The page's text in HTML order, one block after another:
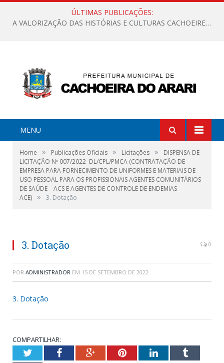
ÚLTIMAS PUBLICAÇÕES:
A VALORIZAÇÃO DAS HISTÓRIAS E CULTURAS CACHOEIRENSES
MENU
Home » Publicações Oficiais » Licitações »
DISPENSA DE
LICITAÇÃO Nº 007/2022–DL/CPL/PMCA (CONTRATAÇÃO DE
EMPRESA PARA FORNECIMENTO DE UNIFORMES E MATERIAIS DE
USO PESSOAL PARA OS PROFISSIONAIS AGENTES COMUNITÁRIOS
DE SAÚDE – ACS E AGENTES DE CONTROLE DE ENDEMIAS –
ACE) » 3. Dotação
3. Dotação 0
POR ADMINISTRADOR EM 15 DE SETEMBRO DE 2022
3. Dotação
COMPARTILHAR:
TwitterFacebookGoogle+PinterestLinkedInTumblr